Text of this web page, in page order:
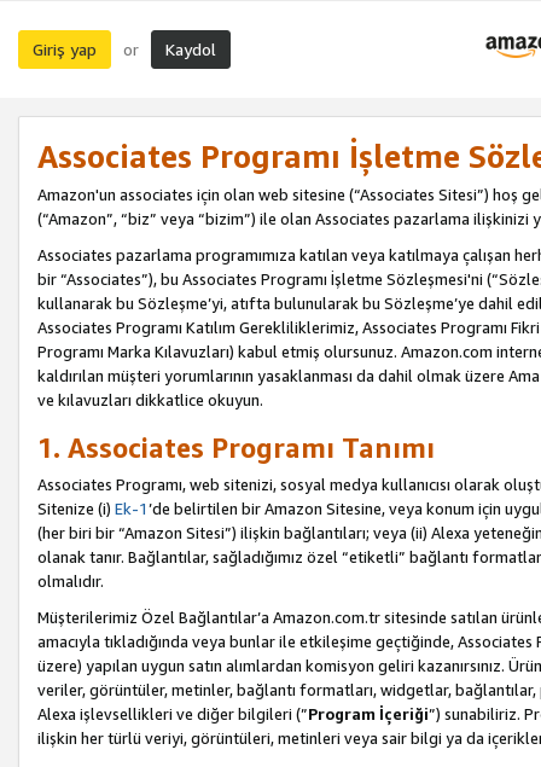
Giriş yap or Kaydol
Associates Programı İşletme
Amazon'un associates için olan web sitesine (“Associates Sitesi”) hoş
(“Amazon”, “biz” veya “bizim”) ile olan Associates pazarlama ilişkinizi
Associates pazarlama programımıza katılan veya katılmaya çalışan
bir “Associates”), bu Associates Programı İşletme Sözleşmesi'ni
kullanarak bu Sözleşme’yi, atıfta bulunularak bu Sözleşme’ye dahil
Associates Programı Katılım Gerekliliklerimiz, Associates Programı
Programı Marka Kılavuzları) kabul etmiş olursunuz. Amazon.com
kaldırılan müşteri yorumlarının yasaklanması da dahil olmak üzere
ve kılavuzları dikkatlice okuyun.
1. Associates Programı Tanımı
Associates Programı, web sitenizi, sosyal medya kullanıcısı olarak
Sitenize (i) Ek-1’de belirtilen bir Amazon Sitesine, veya konum için
(her biri bir “Amazon Sitesi”) ilişkin bağlantıları; veya (ii) Alexa
olanak tanır. Bağlantılar, sağladığımız özel “etiketli” bağlantı
olmalıdır.
Müşterilerimiz Özel Bağlantılar’a Amazon.com.tr sitesinde satılan
amacıyla tıkladığında veya bunlar ile etkileşime geçtiğinde,
üzere) yapılan uygun satın alımlardan komisyon geliri kazanırsınız.
veriler, görüntüler, metinler, bağlantı formatları, widgetlar,
Alexa işlevsellikleri ve diğer bilgileri (”Program İçeriği”) sunabiliriz.
ilişkin her türlü veriyi, görüntüleri, metinleri veya sair bilgi ya da içerikleri